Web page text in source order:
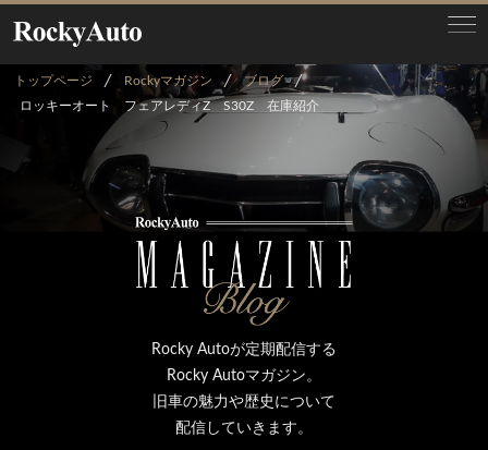
トップページ Rockyマガジン
ブログ
ロッキーオート フェアレディZ S30Z 在庫紹介
Rocky Autoが定期配信する
Rocky Autoマガジン。
旧車の魅力や歴史について
配信していきます。